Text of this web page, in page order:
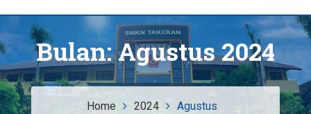
Bulan:Agustus 2024
Home 2024 Agustus